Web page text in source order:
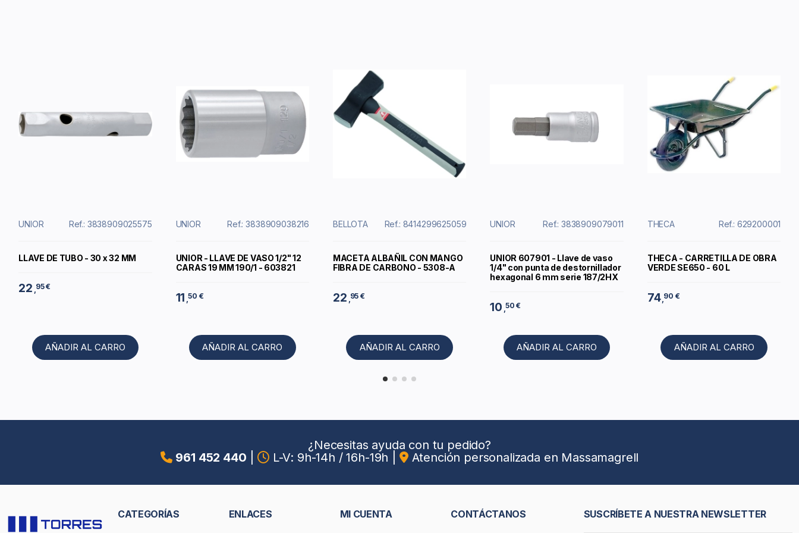
UNIOR Ref.: 3838909025575
LLAVE DE TUBO - 30 x 32 MM
22 ,95 €
AÑADIR AL CARRO
UNIOR Ref.: 3838909038216
UNIOR - LLAVE DE VASO 1/2" 12
CARAS 19 MM 190/1 - 603821
11 ,50 €
AÑADIR AL CARRO
BELLOTA Ref.: 8414299625059
MACETA ALBAÑIL CON MANGO
FIBRA DE CARBONO - 5308-A
22 ,95 €
AÑADIR AL CARRO
UNIOR Ref.: 3838909079011
UNIOR 607901 - Llave de vaso
1/4" con punta de destornillador
hexagonal 6 mm serie 187/2HX
10 ,50 €
AÑADIR AL CARRO
THECA Ref.: 629200001
THECA - CARRETILLA DE OBRA
VERDE SE650 - 60 L
74,90 €
AÑADIR AL CARRO
¿Necesitas ayuda con tu pedido?
961 452 440
L-V: 9h-14h / 16h-19h Atención personalizada en Massamagrell
CATEGORÍAS ENLACES MI CUENTA CONTÁCTANOS SUSCRÍBETE A NUESTRA NEWSLETTER